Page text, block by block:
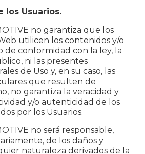
los Usuarios.
no garantiza que los
utilicen los contenidos y/o
de conformidad con la ley, la
ni las presentes
de Uso y, en su caso, las
que resulten de
no garantiza la veracidad y
y/o autenticidad de los
por los Usuarios.
no será responsable,
de los daños y
naturaleza derivados de la